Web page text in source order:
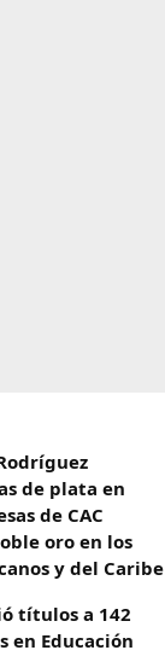
de plata en
de CAC
oro en los
y del Caribe
títulos a 142
en Educación